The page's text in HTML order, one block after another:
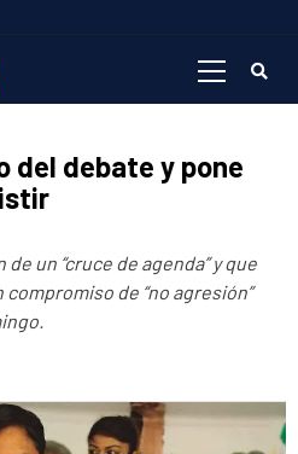
del debate y pone
un “cruce de agenda” y que
de “no agresión”